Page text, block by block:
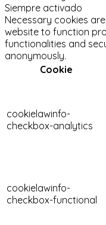
Siempre activado
Necessary cookies
website to function
functionalities and
anonymously.
Cookie
cookielawinfo-
checkbox-analytics
cookielawinfo-
checkbox-functional